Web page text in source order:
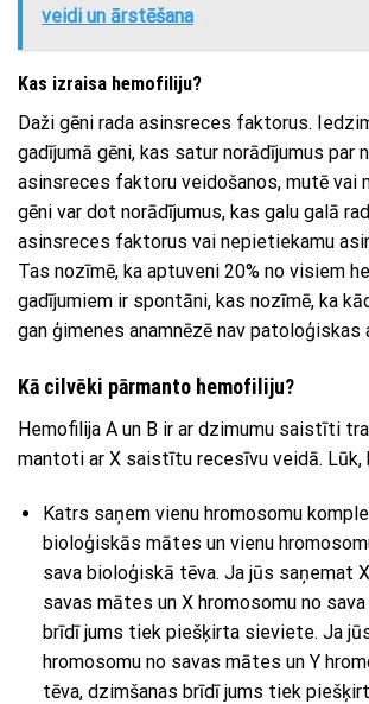
veidi un ārstēšana
Kas izraisa hemofiliju?
Daži gēni rada asinsreces faktorus.
gadījumā gēni, kas satur norādījumus par
asinsreces faktoru veidošanos, mutē vai
gēni var dot norādījumus, kas galu galā
asinsreces faktorus vai nepietiekamu
Tas nozīmē, ka aptuveni 20% no visiem
gadījumiem ir spontāni, kas nozīmē, ka
gan ģimenes anamnēzē nav patoloģiskas
Kā cilvēki pārmanto hemofiliju?
Hemofilija A un B ir ar dzimumu saistīti
mantoti ar X saistītu recesīvu veidā. Lūk,
Katrs saņem vienu hromosomu
bioloģiskās mātes un vienu
sava bioloģiskā tēva. Ja jūs saņemat
savas mātes un X hromosomu no
brīdī jums tiek piešķirta sieviete. Ja
hromosomu no savas mātes un Y
tēva, dzimšanas brīdī jums tiek